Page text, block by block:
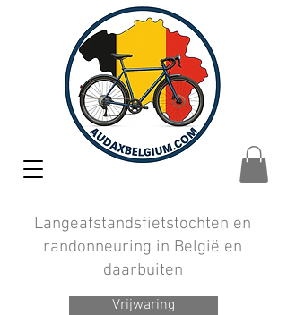
Vrijwaring
Langeafstandsfietstochten en
randonneuring in België en
daarbuiten